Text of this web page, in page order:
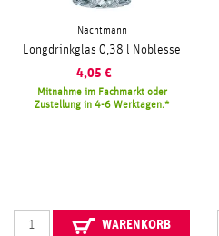
Nachtmann
Longdrinkglas 0,38 l Noblesse
4,05 €
Mitnahme im Fachmarkt oder
Zustellung in 4-6 Werktagen.
WARENKORB